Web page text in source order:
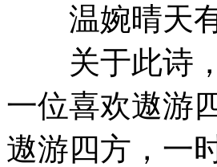
温婉晴天
关于此诗，
一位喜欢遨游
遨游四方，一